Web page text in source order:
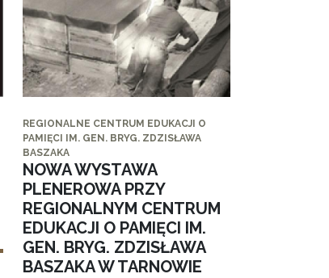
REGIONALNE CENTRUM EDUKACJI O
PAMIĘCI IM. GEN. BRYG. ZDZISŁAWA
BASZAKA
NOWA WYSTAWA
PLENEROWA PRZY
REGIONALNYM CENTRUM
EDUKACJI O PAMIĘCI IM.
GEN. BRYG. ZDZISŁAWA
BASZAKA W TARNOWIE